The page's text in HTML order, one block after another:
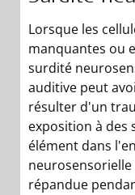
Lorsque les
manquantes ou
surdité
auditive peut
résulter d'un
exposition à des
élément dans
répandue